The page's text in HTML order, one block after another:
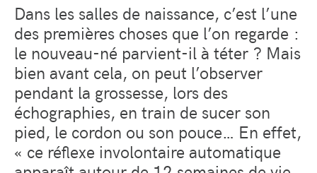
Dans les salles de naissance, c’est l’une
des premières choses que l’on regarde :
le nouveau-né parvient-il à téter ? Mais
bien avant cela, on peut l’observer
pendant la grossesse, lors des
échographies, en train de sucer son
pied, le cordon ou son pouce… En effet,
« ce réflexe involontaire automatique